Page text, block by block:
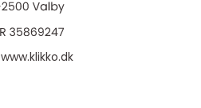
www.klikko.dk